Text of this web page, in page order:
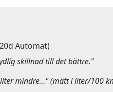
Automat)
skillnad till det bättre."
mindre…" (mätt i liter/100